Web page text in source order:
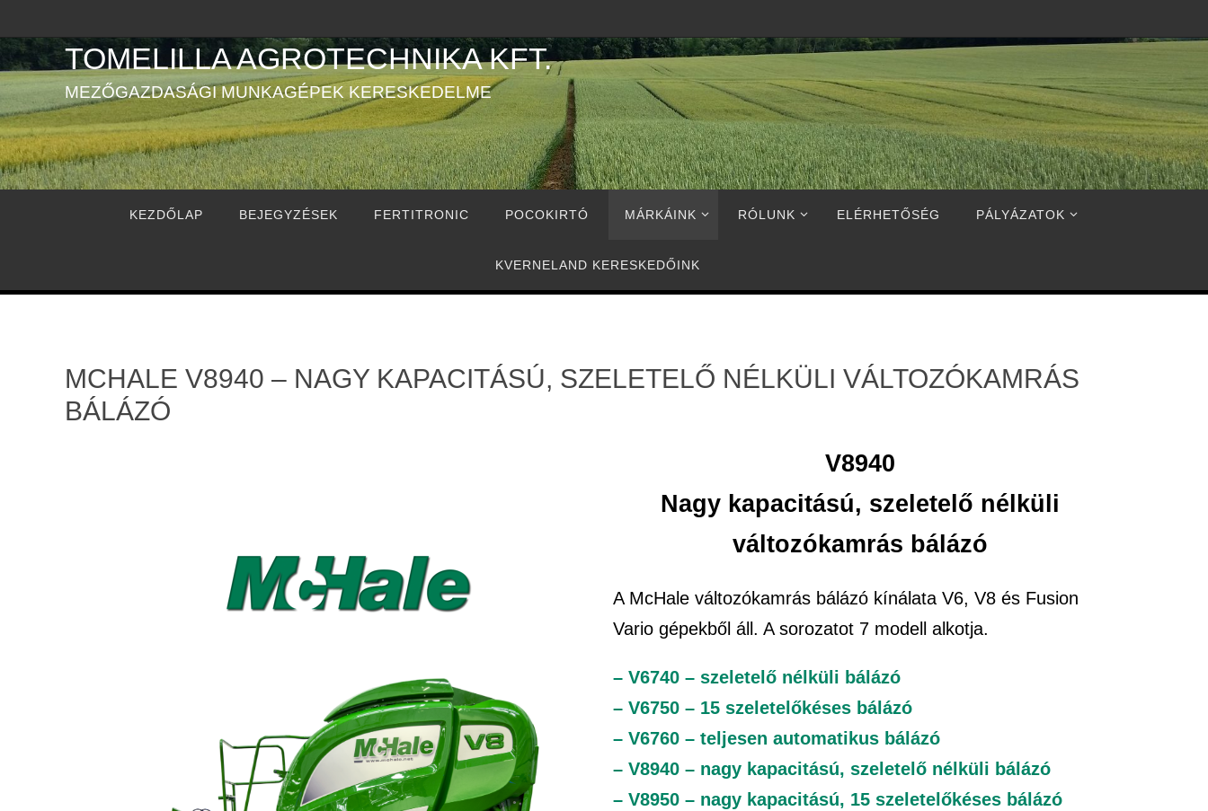
TOMELILLA AGROTECHNIKA KFT.
MEZŐGAZDASÁGI MUNKAGÉPEK KERESKEDELME
KEZDŐLAP BEJEGYZÉSEK FERTITRONIC POCOKIRTÓ MÁRKÁINK RÓLUNK ELÉRHETŐSÉG PÁLYÁZATOK
KVERNELAND KERESKEDŐINK
MCHALE V8940 – NAGY KAPACITÁSÚ, SZELETELŐ NÉLKÜLI VÁLTOZÓKAMRÁS
BÁLÁZÓ
V8940
Nagy kapacitású, szeletelő nélküli
változókamrás bálázó
A McHale változókamrás bálázó kínálata V6, V8 és Fusion
Vario gépekből áll. A sorozatot 7 modell alkotja.
– V6740 – szeletelő nélküli bálázó
– V6750 – 15 szeletelőkéses bálázó
– V6760 – teljesen automatikus bálázó
– V8940 – nagy kapacitású, szeletelő nélküli bálázó
– V8950 – nagy kapacitású, 15 szeletelőkéses bálázó